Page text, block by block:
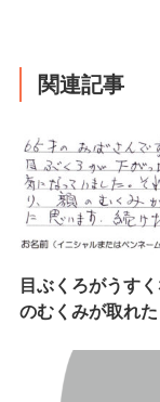
関連記事
目ぶくろがうす
のむくみが取れた